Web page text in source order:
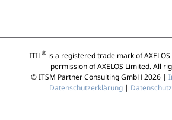
ITIL®is a registered trade mark of
permission of AXELOS Limited. All
© ITSM Partner Consulting GmbH 2026 |
Datenschutzerklärung |